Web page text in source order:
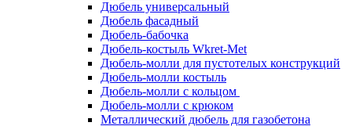
Дюбель универсальный
Дюбель фасадный
Дюбель-бабочка
Дюбель-костыль Wkret-Met
Дюбель-молли для пустотелых конструкций
Дюбель-молли костыль
Дюбель-молли с кольцом
Дюбель-молли с крюком
Металлический дюбель для газобетона